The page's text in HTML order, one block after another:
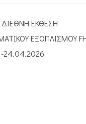
ΕΚΘΕΣΗ
ΕΞΟΠΛΙΣΜΟΥ
24.04.2026